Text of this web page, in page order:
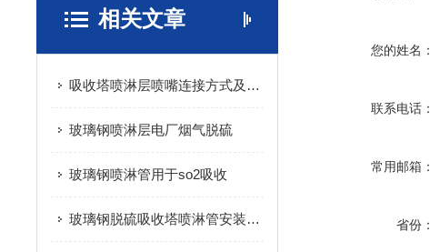
相关文章
吸收塔喷淋层喷嘴连接方式及要点
玻璃钢喷淋层电厂烟气脱硫
玻璃钢喷淋管用于so2吸收
玻璃钢脱硫吸收塔喷淋管安装顺序
您的姓名：
联系电话：
常用邮箱：
省份：